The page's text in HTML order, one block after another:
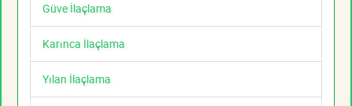
Güve İlaçlama
Karınca İlaçlama
Yılan İlaçlama